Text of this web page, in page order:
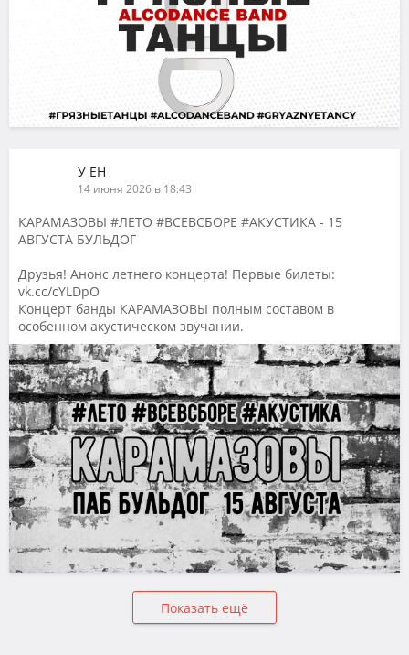
У ЕН
14 июня 2026 в 18:43
КАРАМАЗОВЫ #ЛЕТО #ВСЕВСБОРЕ #АКУСТИКА - 15
АВГУСТА БУЛЬДОГ
Друзья! Анонс летнего концерта! Первые билеты:
vk.cc/cYLDpO
Концерт банды КАРАМАЗОВЫ полным составом в
особенном акустическом звучании.
Показать ещё